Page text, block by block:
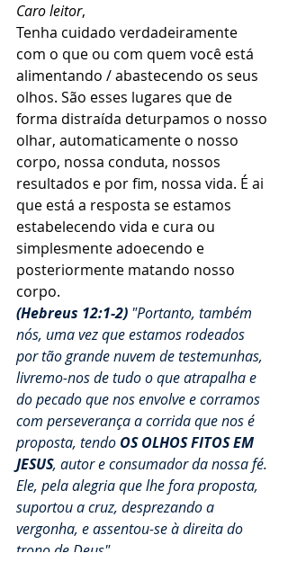
Caro leitor,
Tenha cuidado verdadeiramente
com o que ou com quem você está
alimentando / abastecendo os seus
olhos. São esses lugares que de
forma distraída deturpamos o nosso
olhar, automaticamente o nosso
corpo, nossa conduta, nossos
resultados e por fim, nossa vida. É ai
que está a resposta se estamos
estabelecendo vida e cura ou
simplesmente adoecendo e
posteriormente matando nosso
corpo.
(Hebreus 12:1-2) "Portanto, também
nós, uma vez que estamos rodeados
por tão grande nuvem de testemunhas,
livremo-nos de tudo o que atrapalha e
do pecado que nos envolve e corramos
com perseverança a corrida que nos é
proposta, tendo OS OLHOS FITOS EM
JESUS, autor e consumador da nossa fé.
Ele, pela alegria que lhe fora proposta,
suportou a cruz, desprezando a
vergonha, e assentou-se à direita do
trono de Deus".